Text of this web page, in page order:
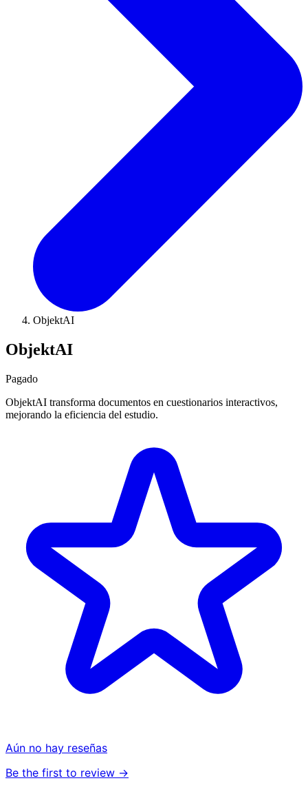
ObjektAI
ObjektAI
Pagado
ObjektAI transforma documentos en cuestionarios interactivos,
mejorando la eficiencia del estudio.
Aún no hay reseñas
Be the first to review →